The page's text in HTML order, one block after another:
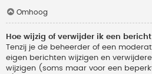
Omhoog
Hoe wijzig of verwijder ik een
Tenzij je de beheerder of een
eigen berichten wijzigen en
wijzigen (soms maar voor een